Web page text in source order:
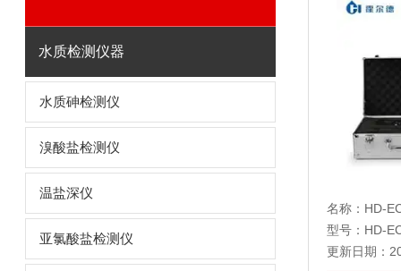
水质检测仪器
水质砷检测仪
溴酸盐检测仪
温盐深仪
亚氯酸盐检测仪
名称：HD-
型号：HD-
更新日期：